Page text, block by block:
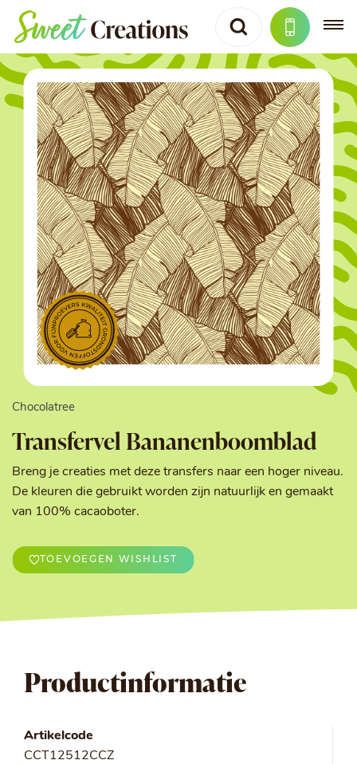
Chocolatree
Transfervel Bananenboomblad
Breng je creaties met deze transfers naar een hoger niveau.
De kleuren die gebruikt worden zijn natuurlijk en gemaakt
van 100% cacaoboter.
TOEVOEGEN WISHLIST
Productinformatie
Artikelcode
CCT12512CCZ